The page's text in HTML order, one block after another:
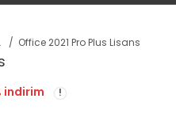
Office 2021 Pro Plus Lisans
indirim